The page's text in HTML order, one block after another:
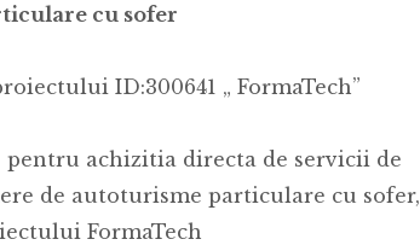
cu sofer
ID:300641 „ FormaTech”
achizitia directa de servicii de
de autoturisme particulare cu sofer,
FormaTech